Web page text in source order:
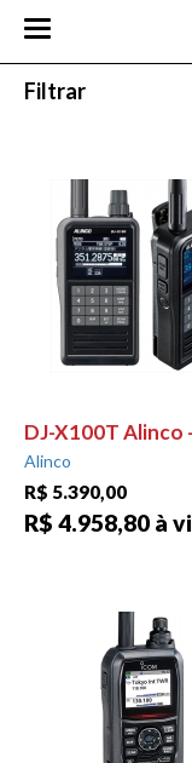
Filtrar
DJ-X100T
Alinco
R$ 5.390,00
R$ 4.958,80 à